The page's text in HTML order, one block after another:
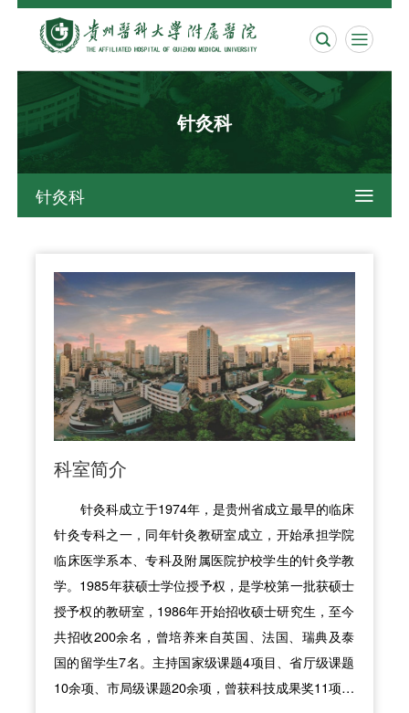
 
针灸科
针灸科 
科室简介
针灸科成立于1974年，是贵州省成立最早的临床
针灸专科之一，同年针灸教研室成立，开始承担学院
临床医学系本、专科及附属医院护校学生的针灸学教
学。1985年获硕士学位授予权，是学校第一批获硕士
授予权的教研室，1986年开始招收硕士研究生，至今
共招收200余名，曾培养来自英国、法国、瑞典及泰
国的留学生7名。主持国家级课题4项目、省厅级课题
10余项、市局级课题20余项，曾获科技成果奖11项、